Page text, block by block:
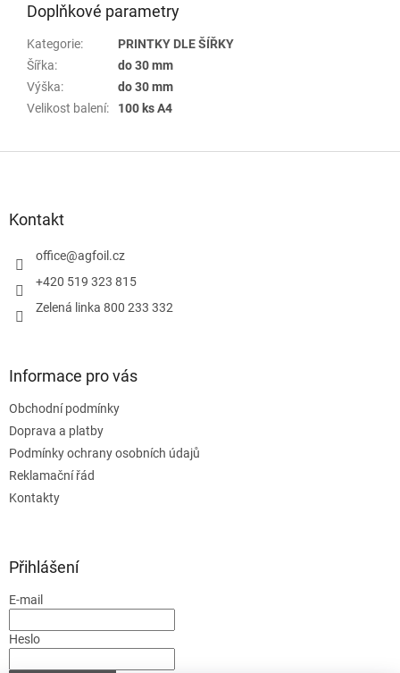
Doplňkové parametry
Kategorie:
PRINTKY DLE ŠÍŘKY
Šířka:
do 30 mm
Výška:
do 30 mm
Velikost balení: 100 ks A4
Kontakt
office@agfoil.cz
+420 519 323 815
Zelená linka 800 233 332
Informace pro vás
Obchodní podmínky
Doprava a platby
Podmínky ochrany osobních údajů
Reklamační řád
Kontakty
Přihlášení
E-mail
Heslo